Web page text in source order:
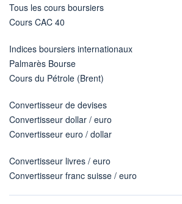
Tous les cours boursiers
Cours CAC 40
Indices boursiers internationaux
Palmarès Bourse
Cours du Pétrole (Brent)
Convertisseur de devises
Convertisseur dollar / euro
Convertisseur euro / dollar
Convertisseur livres / euro
Convertisseur franc suisse / euro